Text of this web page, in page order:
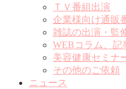
ＴＶ番組出演
企業様向け通販
雑誌の出演・監
WEBコラム、記
美容健康セミナ
その他のご依頼
ニュース